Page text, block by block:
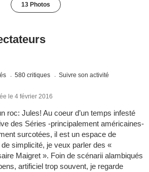
13 Photos
580 critiques Suivre son activité
le 4 février 2016
roc: Jules! Au coeur d’un temps infesté
des Séries -principalement américaines-
surcotées, il est un espace de
simplicité, je veux parler des «
Maigret ». Foin de scénarii alambiqués
artificiel trop souvent, je regarde